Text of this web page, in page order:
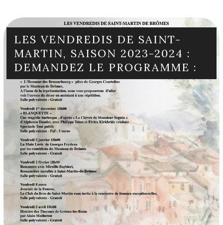
LES VENDREDIS DE SAINT-
MARTIN, SAISON 2023-2024 :
DEMANDEZ LE PROGRAMME :